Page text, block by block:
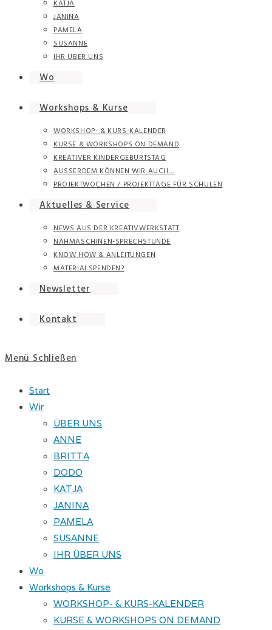
KATJA
JANINA
PAMELA
SUSANNE
IHR ÜBER UNS
Wo
Workshops & Kurse
WORKSHOP- & KURS-KALENDER
KURSE & WORKSHOPS ON DEMAND
KREATIVER KINDERGEBURTSTAG
AUSSERDEM KÖNNEN WIR AUCH…
PROJEKTWOCHEN / PROJEKTTAGE FÜR SCHULEN
Aktuelles & Service
NEWS AUS DER KREATIVWERKSTATT
NÄHMASCHINEN-SPRECHSTUNDE
KNOW HOW & ANLEITUNGEN
MATERIALSPENDEN?
Newsletter
Kontakt
Menü Schließen
Start
Wir
ÜBER UNS
ANNE
BRITTA
DODO
KATJA
JANINA
PAMELA
SUSANNE
IHR ÜBER UNS
Wo
Workshops & Kurse
WORKSHOP- & KURS-KALENDER
KURSE & WORKSHOPS ON DEMAND